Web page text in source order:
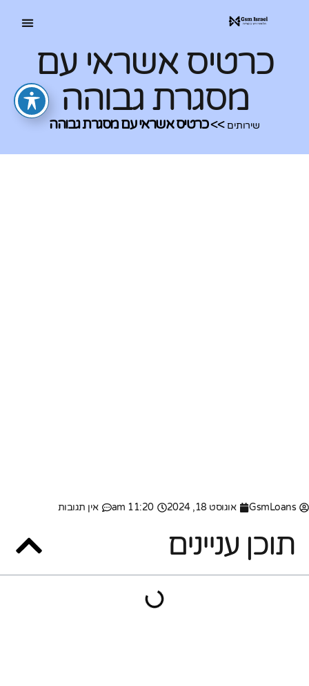
כרטיס אשראי עם
מסגרת גבוהה
שירותים >>כרטיס אשראי עם מסגרת גבוהה
GsmLoans אוגוסט 18, 2024 11:20 am אין תגובות
תוכן עניינים